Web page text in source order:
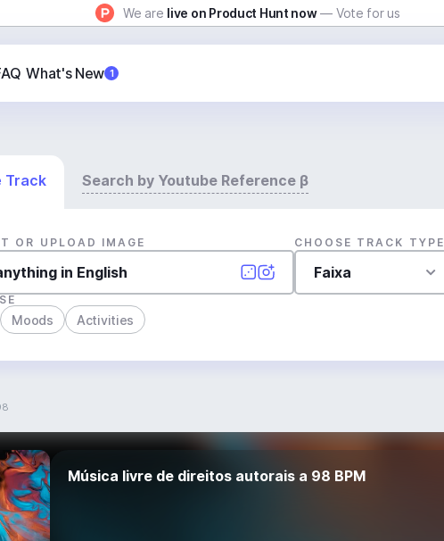
We are live on Product Hunt now — Vote for us
What's New 1
Track Search by Youtube Reference β
OR UPLOAD IMAGE CHOOSE TRACK TYPE
Faixa
Moods Activities
Música livre de direitos autorais a 98 BPM